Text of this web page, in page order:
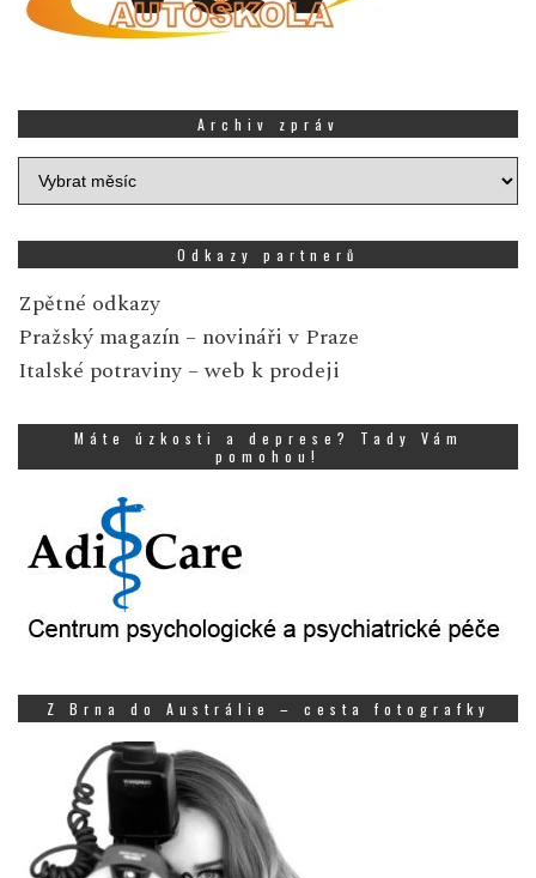
Archiv zpráv
Archiv
zpráv
Odkazy partnerů
Zpětné odkazy
Pražský magazín – novináři v Praze
Italské potraviny – web k prodeji
Máte úzkosti a deprese? Tady Vám
pomohou!
Z Brna do Austrálie – cesta fotografky